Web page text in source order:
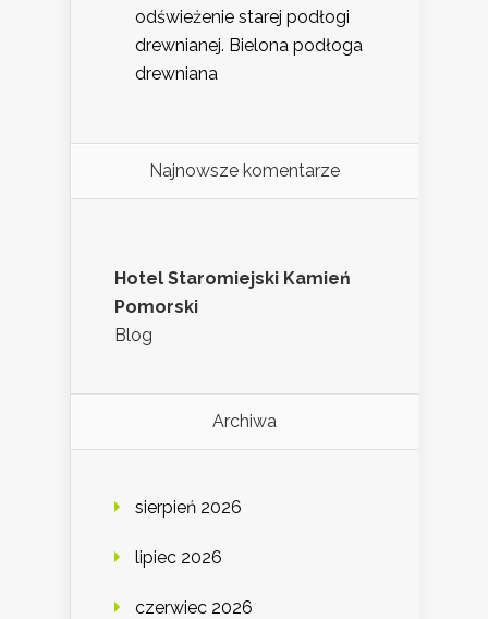
odświeżenie starej podłogi
drewnianej. Bielona podłoga
drewniana
Najnowsze komentarze
Hotel Staromiejski Kamień
Pomorski
Blog
Archiwa
sierpień 2026
lipiec 2026
czerwiec 2026